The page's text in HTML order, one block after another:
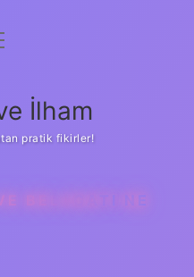
İlham
pratik fikirler!
BELAGATI NE